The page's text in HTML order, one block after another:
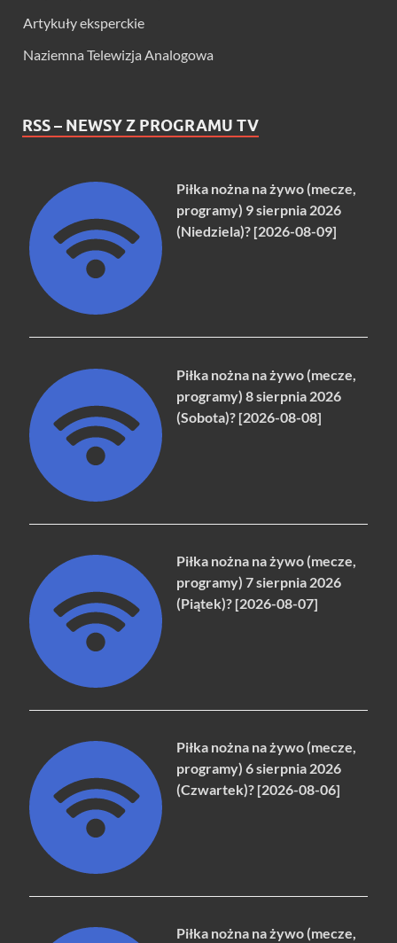
Artykuły eksperckie
Naziemna Telewizja Analogowa
RSS – NEWSY Z PROGRAMU TV
Piłka nożna na żywo (mecze,
programy) 9 sierpnia 2026
(Niedziela)? [2026-08-09]
Piłka nożna na żywo (mecze,
programy) 8 sierpnia 2026
(Sobota)? [2026-08-08]
Piłka nożna na żywo (mecze,
programy) 7 sierpnia 2026
(Piątek)? [2026-08-07]
Piłka nożna na żywo (mecze,
programy) 6 sierpnia 2026
(Czwartek)? [2026-08-06]
Piłka nożna na żywo (mecze,